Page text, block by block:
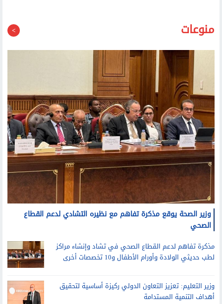
منوعات
وزير الصحة يوقع مذكرة تفاهم مع نظيره التشادي لدعم القطاع
الصحي
مذكرة تفاهم لدعم القطاع الصحي في تشاد وإنشاء مراكز
لطب حديثي الولادة وأورام الأطفال و10 تخصصات أخرى
وزير التعليم: تعزيز التعاون الدولي ركيزة أساسية لتحقيق
أهداف التنمية المستدامة